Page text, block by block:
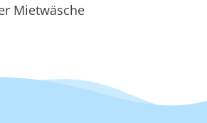
Mietwäsche